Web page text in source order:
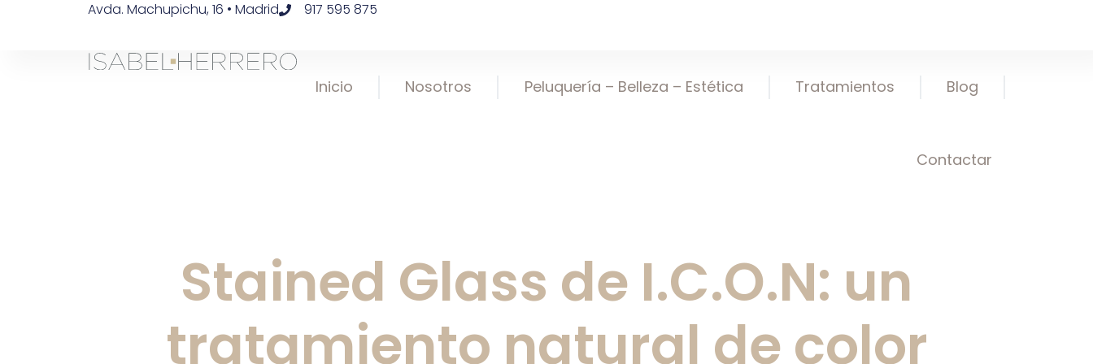
Avda. Machupichu, 16 • Madrid 917 595 875
Inicio Nosotros Peluquería – Belleza – Estética Tratamientos Blog
Contactar
Stained Glass de I.C.O.N: un
tratamiento natural de color